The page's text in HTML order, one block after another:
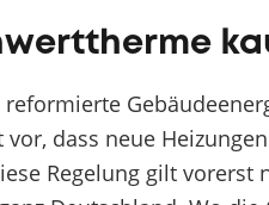
dass neue
Regelung gilt vorerst